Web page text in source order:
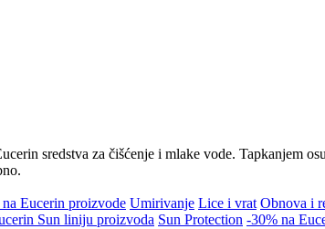
sredstva za čišćenje i mlake vode. Tapkanjem
Eucerin proizvode Umirivanje Lice i vrat Obnova i
Sun liniju proizvoda Sun Protection -30% na